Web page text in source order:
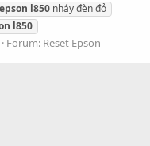
epson l850 nháy đèn đỏ
l850
Forum: Reset Epson